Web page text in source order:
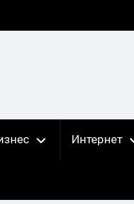
Интернет